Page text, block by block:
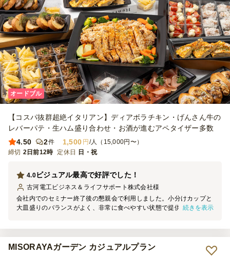
オードブル
【コスパ抜群超絶イタリアン】ディアボラチキン・げんさん牛の
レバーパテ・生ハム盛り合わせ・お酒が進むアペタイザー多数
4.50
2件 1,500 円 /人（15,000円〜）
締切 2日前12時 定休日 日・祝
ビジュアル最高で好評でした！
4.0
古河電工ビジネス＆ライフサポート株式会社様
会社内でのセミナー終了後の懇親会で利用しました。小分けカップと
大皿盛りのバランスがよく、非常に食べやすい状態で提供していただ
若干少なめかな・・と思う部分もありましたが、結果フードロス削減
にもつながり丁度良い量だったという声が大半でした。
続きを表示
MISORAYAガーデン カジュアルプラン